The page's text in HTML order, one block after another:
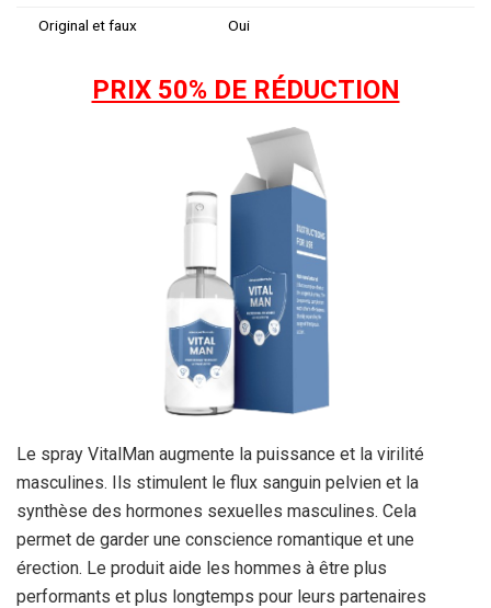
Original et faux Oui
PRIX 50% DE RÉDUCTION
Le spray VitalMan augmente la puissance et la virilité
masculines. Ils stimulent le flux sanguin pelvien et la
synthèse des hormones sexuelles masculines. Cela
permet de garder une conscience romantique et une
érection. Le produit aide les hommes à être plus
performants et plus longtemps pour leurs partenaires